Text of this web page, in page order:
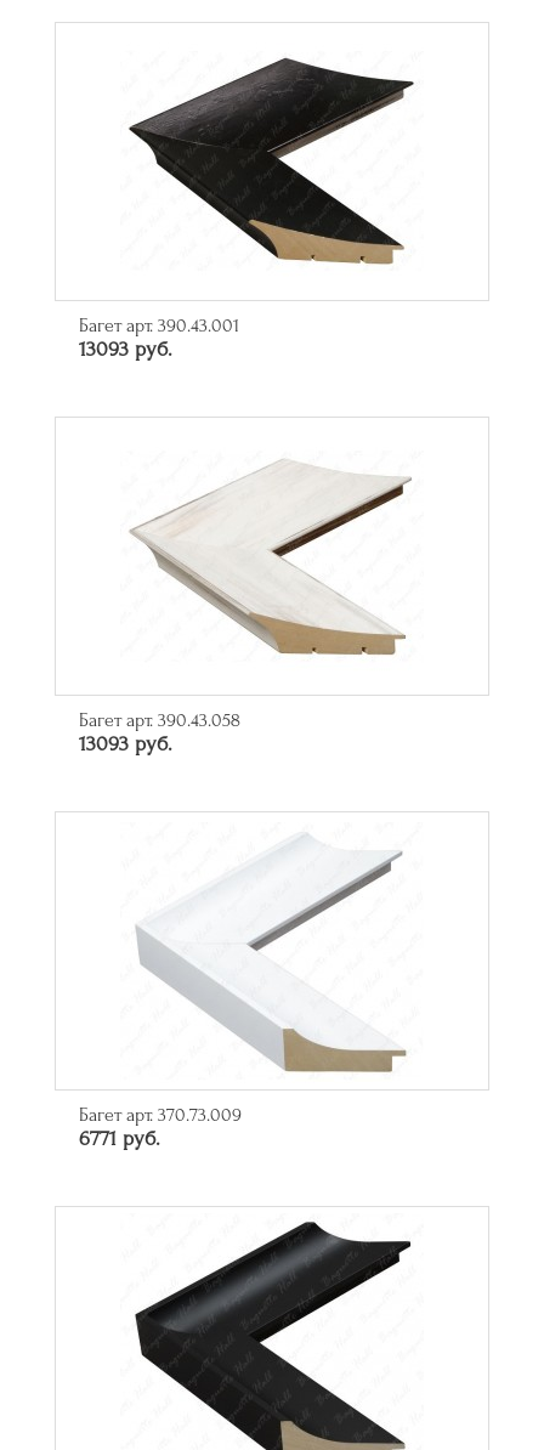
Багет арт. 390.43.001
13093 руб.
Багет арт. 390.43.058
13093 руб.
Багет арт. 370.73.009
6771 руб.